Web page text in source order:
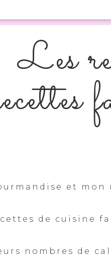
Les
et
de cuisine
nombres de